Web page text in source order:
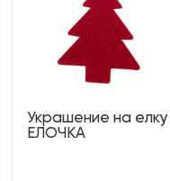
Украшение на елку
ЕЛОЧКА